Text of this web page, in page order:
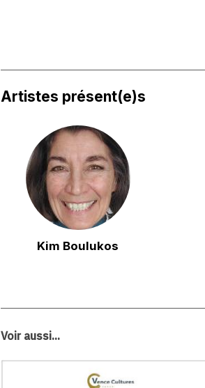
Artistes présent(e)s
Kim Boulukos
Voir aussi...